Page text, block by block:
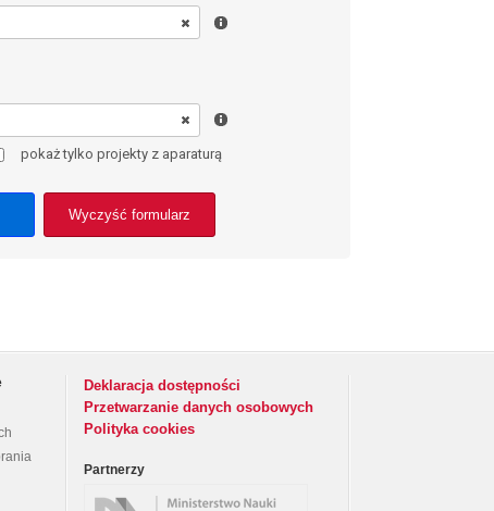
pokaż tylko projekty z aparaturą
Wyczyść formularz
Deklaracja dostępności
Przetwarzanie danych osobowych
Polityka cookies
Partnerzy